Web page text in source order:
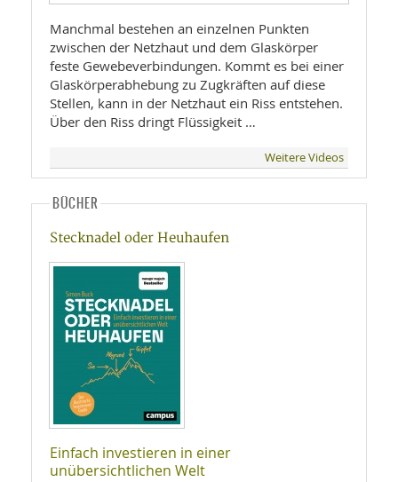
Manchmal bestehen an einzelnen Punkten
zwischen der Netzhaut und dem Glaskörper
feste Gewebeverbindungen. Kommt es bei einer
Glaskörperabhebung zu Zugkräften auf diese
Stellen, kann in der Netzhaut ein Riss entstehen.
Über den Riss dringt Flüssigkeit …
Weitere Videos
BÜCHER
Stecknadel oder Heuhaufen
Einfach investieren in einer
unübersichtlichen Welt